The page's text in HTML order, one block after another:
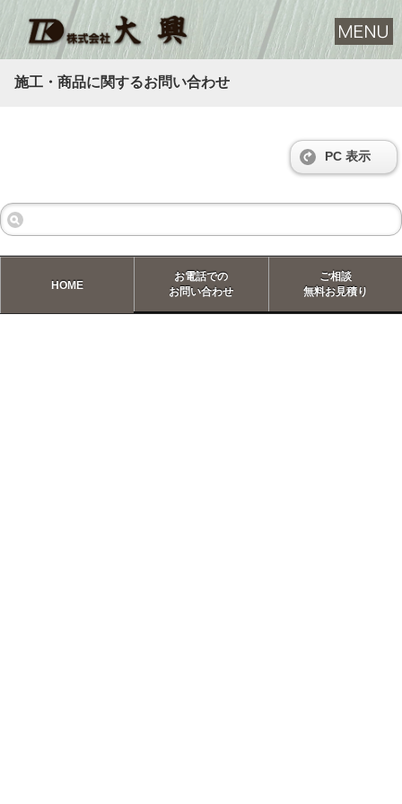
施工・商品に関するお問い合わせ
PC 表示
HOME
お電話での
お問い合わせ
ご相談
無料お見積り